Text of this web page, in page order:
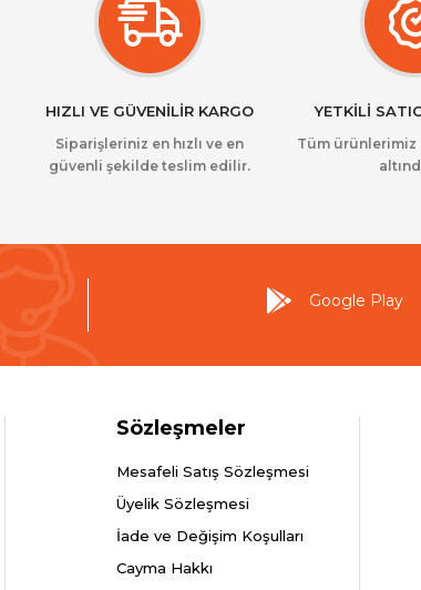
HIZLI VE GÜVENİLİR KARGO
Siparişleriniz en hızlı ve en
güvenli şekilde teslim edilir.
YETKİLİ
Tüm
Google Play
Sözleşmeler
Mesafeli Satış Sözleşmesi
Üyelik Sözleşmesi
İade ve Değişim Koşulları
Cayma Hakkı